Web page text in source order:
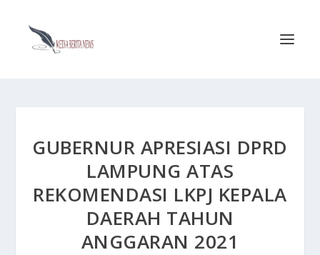
GUBERNUR APRESIASI DPRD
LAMPUNG ATAS
REKOMENDASI LKPJ KEPALA
DAERAH TAHUN
ANGGARAN 2021